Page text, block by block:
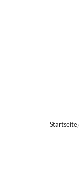
Startseite